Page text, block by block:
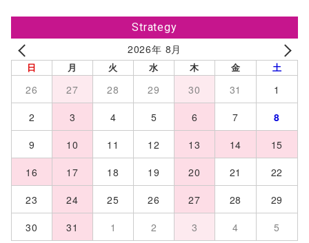
Strategy
2026年 8月
日 月 火 水 木 金 土
26 27 28 29 30 31
1
2
3 4 5 6 7
8
9
10 11 12 13 14
15
16
17 18 19 20 21
22
23
24 25 26 27 28
29
30
31 1 2 3 4 5